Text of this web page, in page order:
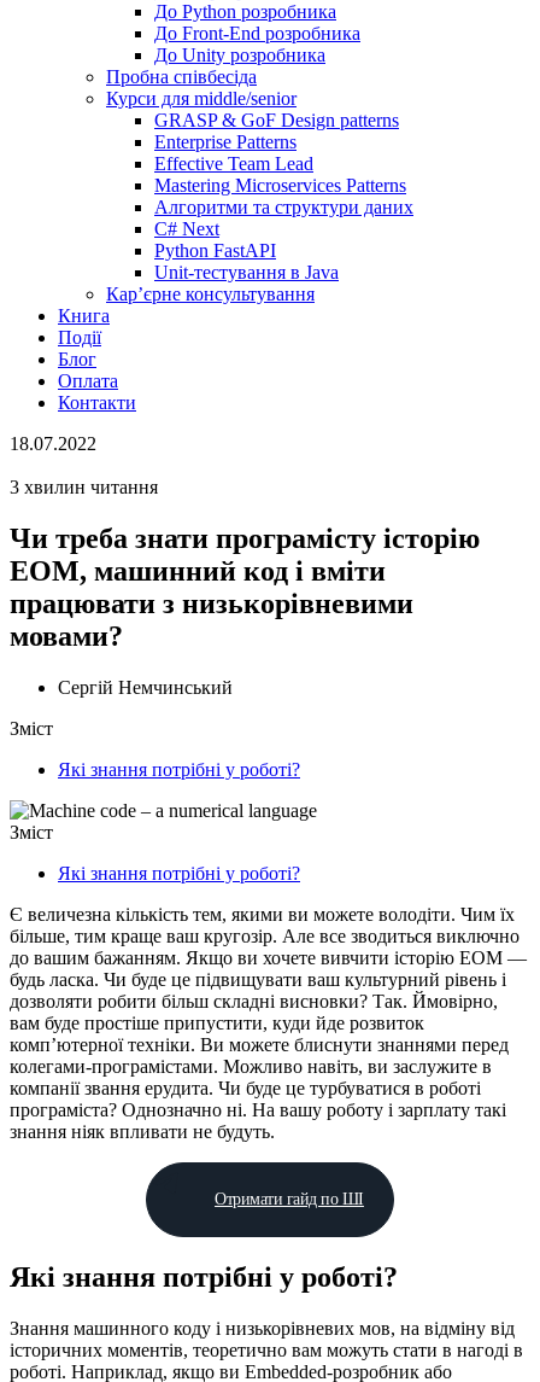
До Python розробника
До Front-End розробника
До Unity розробника
Пробна співбесіда
Курси для middle/senior
GRASP & GoF Design patterns
Enterprise Patterns
Effective Team Lead
Mastering Microservices Patterns
Алгоритми та структури даних
C# Next
Python FastAPI
Unit-тестування в Java
Кар’єрне консультування
Книга
Події
Блог
Оплата
Контакти
18.07.2022
3 хвилин читання
Чи треба знати програмісту історію
ЕОМ, машинний код і вміти
працювати з низькорівневими
мовами?
Сергій Немчинський
Зміст
Які знання потрібні у роботі?
Зміст
Які знання потрібні у роботі?
Є величезна кількість тем, якими ви можете володіти. Чим їх
більше, тим краще ваш кругозір. Але все зводиться виключно
до вашим бажанням. Якщо ви хочете вивчити історію ЕОМ —
будь ласка. Чи буде це підвищувати ваш культурний рівень і
дозволяти робити більш складні висновки? Так. Ймовірно,
вам буде простіше припустити, куди йде розвиток
комп’ютерної техніки. Ви можете блиснути знаннями перед
колегами-програмістами. Можливо навіть, ви заслужите в
компанії звання ерудита. Чи буде це турбуватися в роботі
програміста? Однозначно ні. На вашу роботу і зарплату такі
знання ніяк впливати не будуть.
Отримати гайд по ШІ
Які знання потрібні у роботі?
Знання машинного коду і низькорівневих мов, на відміну від
історичних моментів, теоретично вам можуть стати в нагоді в
роботі. Наприклад, якщо ви Embedded-розробник або